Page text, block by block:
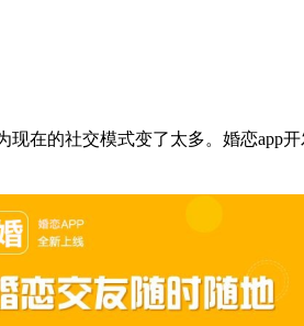
在的社交模式变了太多。婚恋app